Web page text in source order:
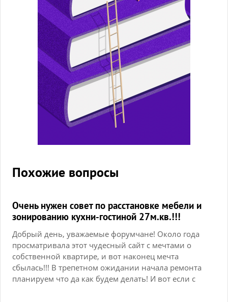
Похожие вопросы
Очень нужен совет по расстановке мебели и
зонированию кухни-гостиной 27м.кв.!!!
Добрый день, уважаемые форумчане! Около года
просматривала этот чудесный сайт с мечтами о
собственной квартире, и вот наконец мечта
сбылась!!! В трепетном ожидании начала ремонта
планируем что да как будем делать! И вот если с